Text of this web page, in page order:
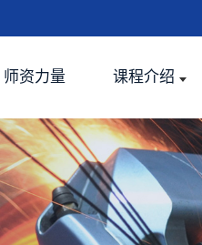
师资力量 课程介绍